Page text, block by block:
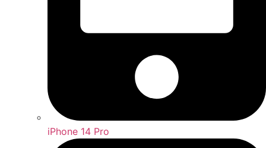
iPhone 14 Pro